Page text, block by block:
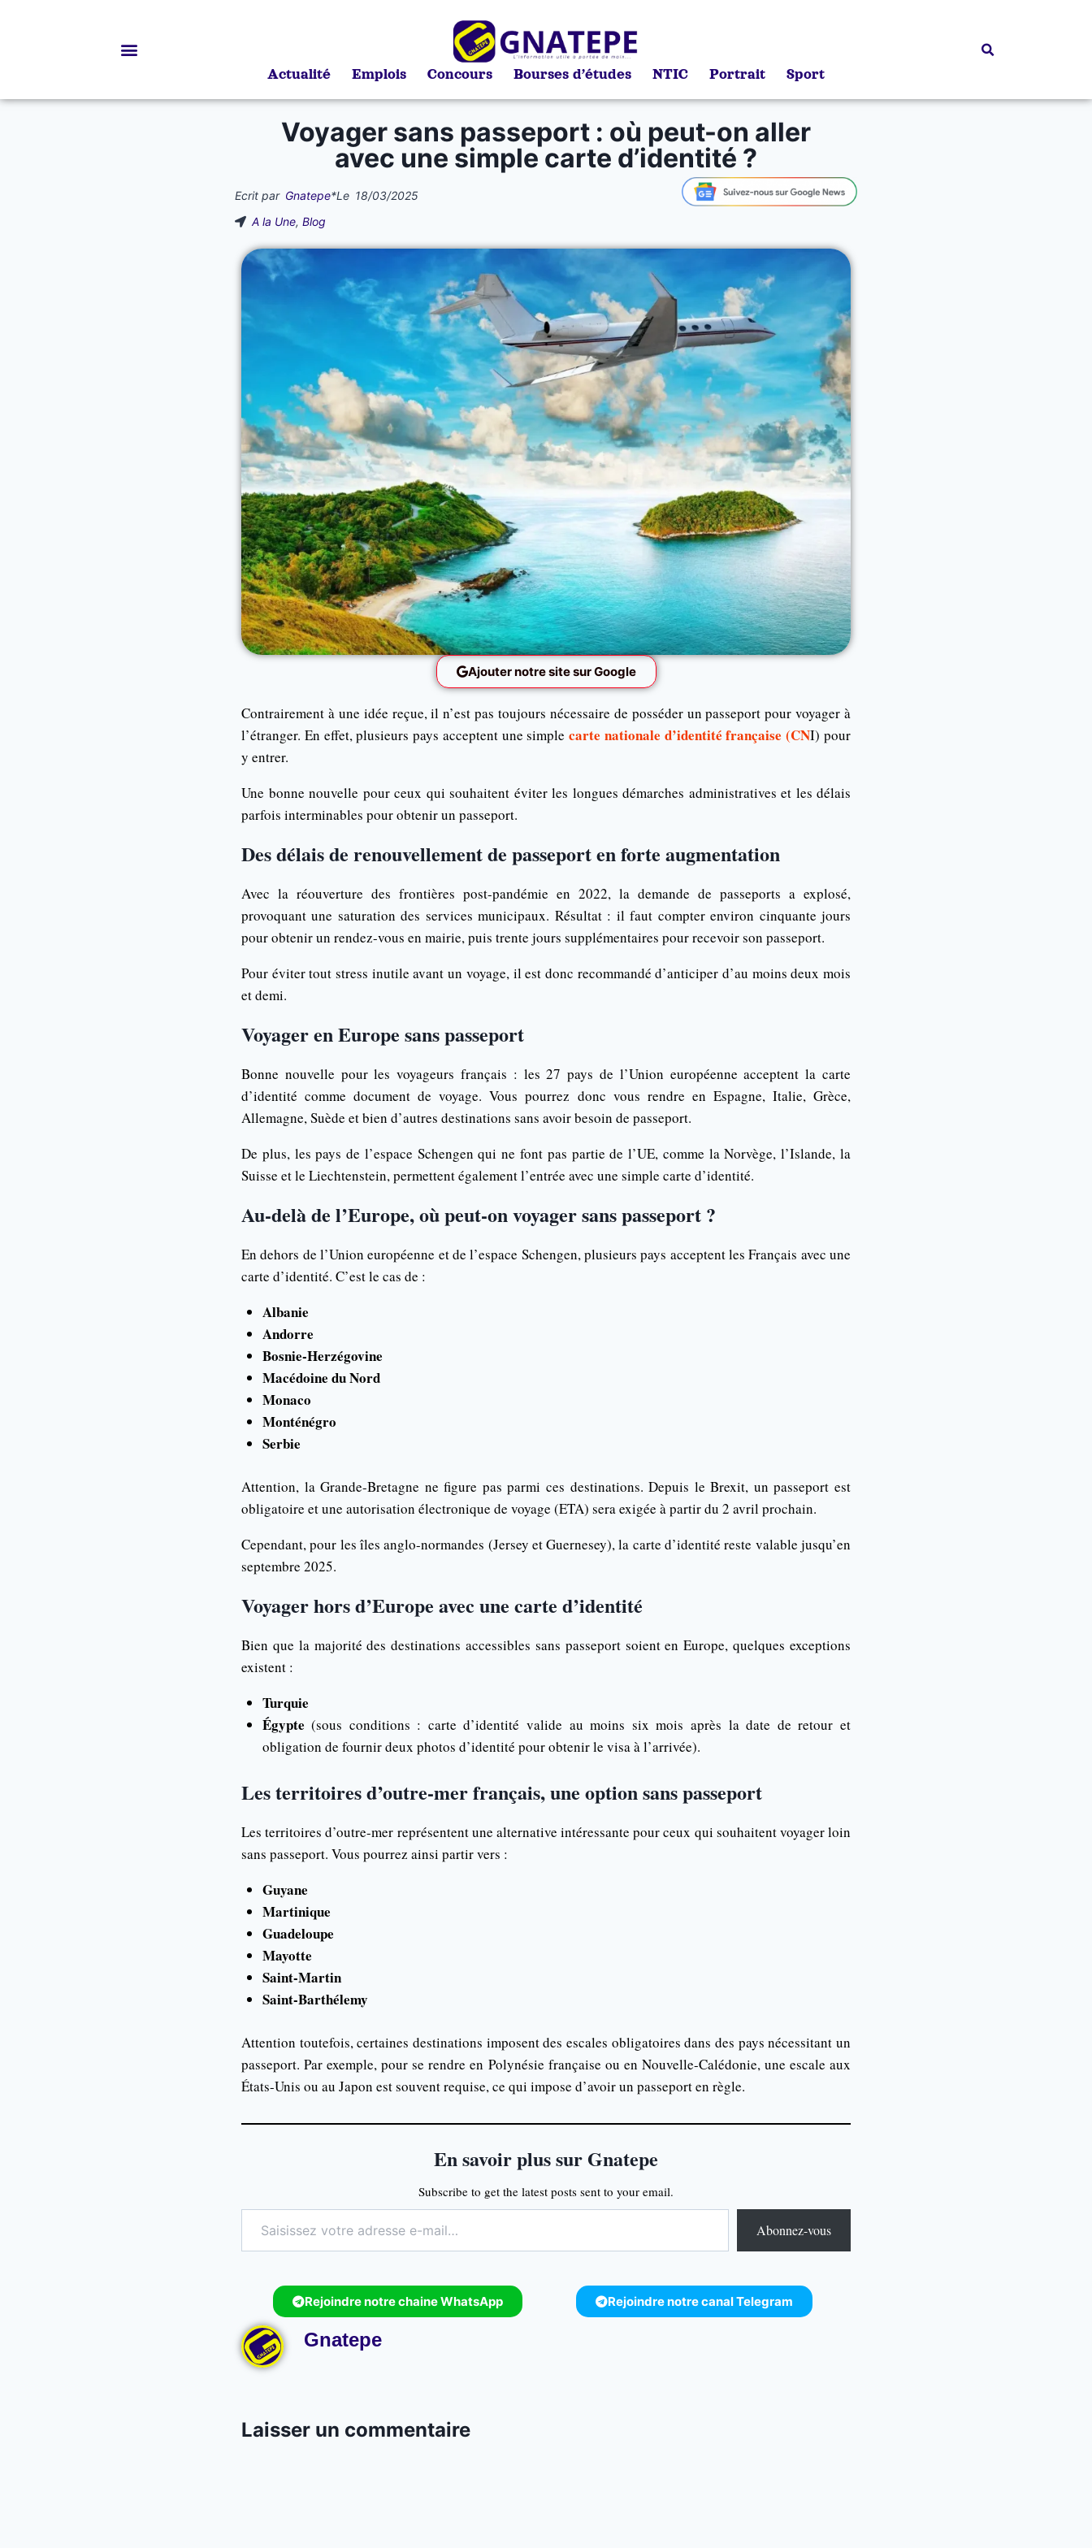
Actualité Emplois Concours Bourses d’études NTIC Portrait Sport
Voyager sans passeport : où peut-on aller
avec une simple carte d’identité ?
Ecrit par Gnatepe*Le 18/03/2025
A la Une, Blog
Ajouter notre site sur Google
Contrairement à une idée reçue, il n’est pas toujours nécessaire de posséder un passeport pour voyager à
l’étranger. En effet, plusieurs pays acceptent une simplecarte nationale d’identité française (CNI) pour
y entrer.
Une bonne nouvelle pour ceux qui souhaitent éviter les longues démarches administratives et les délais
parfois interminables pour obtenir un passeport.
Des délais de renouvellement de passeport en forte augmentation
Avec la réouverture des frontières post-pandémie en 2022, la demande de passeports a explosé,
provoquant une saturation des services municipaux. Résultat : il faut compter environ cinquante jours
pour obtenir un rendez-vous en mairie, puis trente jours supplémentaires pour recevoir son passeport.
Pour éviter tout stress inutile avant un voyage, il est donc recommandé d’anticiper d’au moins deux mois
et demi.
Voyager en Europe sans passeport
Bonne nouvelle pour les voyageurs français : les 27 pays de l’Union européenne acceptent la carte
d’identité comme document de voyage. Vous pourrez donc vous rendre en Espagne, Italie, Grèce,
Allemagne, Suède et bien d’autres destinations sans avoir besoin de passeport.
De plus, les pays de l’espace Schengen qui ne font pas partie de l’UE, comme la Norvège, l’Islande, la
Suisse et le Liechtenstein, permettent également l’entrée avec une simple carte d’identité.
Au-delà de l’Europe, où peut-on voyager sans passeport ?
En dehors de l’Union européenne et de l’espace Schengen, plusieurs pays acceptent les Français avec une
carte d’identité. C’est le cas de :
Albanie
Andorre
Bosnie-Herzégovine
Macédoine du Nord
Monaco
Monténégro
Serbie
Attention, la Grande-Bretagne ne figure pas parmi ces destinations. Depuis le Brexit, un passeport est
obligatoire et une autorisation électronique de voyage (ETA) sera exigée à partir du 2 avril prochain.
Cependant, pour les îles anglo-normandes (Jersey et Guernesey), la carte d’identité reste valable jusqu’en
septembre 2025.
Voyager hors d’Europe avec une carte d’identité
Bien que la majorité des destinations accessibles sans passeport soient en Europe, quelques exceptions
existent :
Turquie
Égypte (sous conditions : carte d’identité valide au moins six mois après la date de retour et
obligation de fournir deux photos d’identité pour obtenir le visa à l’arrivée).
Les territoires d’outre-mer français, une option sans passeport
Les territoires d’outre-mer représentent une alternative intéressante pour ceux qui souhaitent voyager loin
sans passeport. Vous pourrez ainsi partir vers :
Guyane
Martinique
Guadeloupe
Mayotte
Saint-Martin
Saint-Barthélemy
Attention toutefois, certaines destinations imposent des escales obligatoires dans des pays nécessitant un
passeport. Par exemple, pour se rendre en Polynésie française ou en Nouvelle-Calédonie, une escale aux
États-Unis ou au Japon est souvent requise, ce qui impose d’avoir un passeport en règle.
En savoir plus sur Gnatepe
Subscribe to get the latest posts sent to your email.
Abonnez-vous
Rejoindre notre chaine WhatsApp Rejoindre notre canal Telegram
Gnatepe
Laisser un commentaire